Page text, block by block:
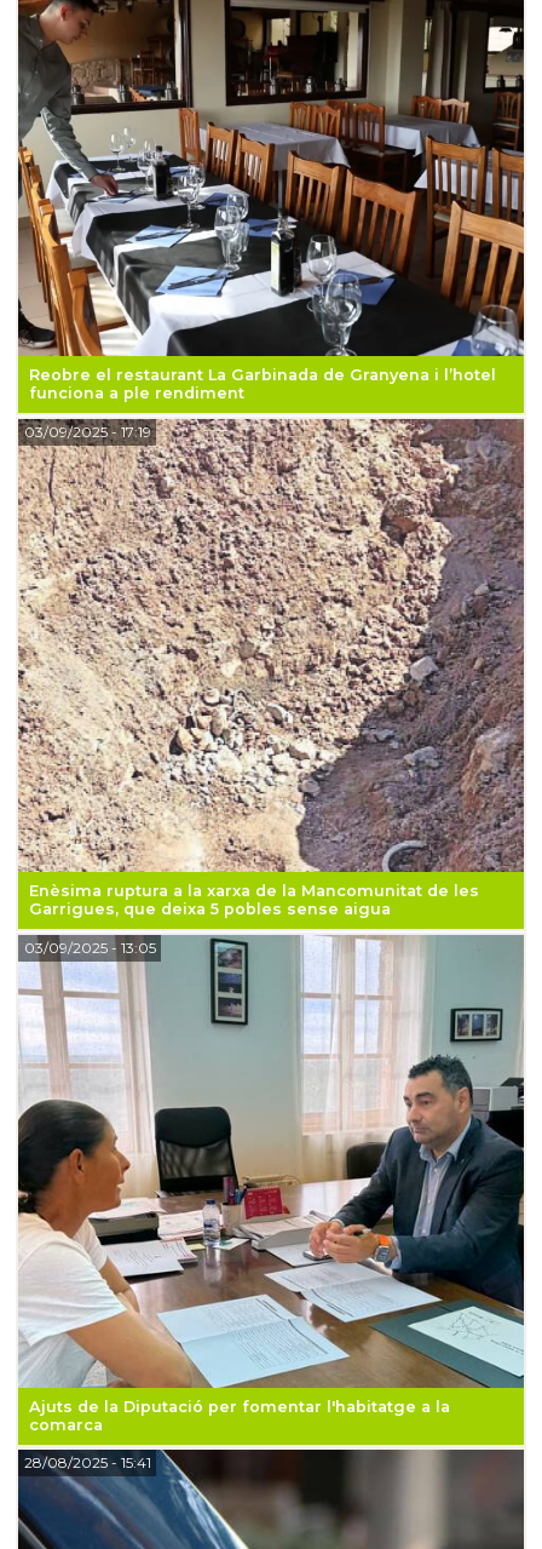
Reobre el restaurant La Garbinada de Granyena i l’hotel
funciona a ple rendiment
Enèsima ruptura a la xarxa de la Mancomunitat de les
Garrigues, que deixa 5 pobles sense aigua
03/09/2025- 17:19
Ajuts de la Diputació per fomentar l'habitatge a la
comarca
03/09/2025- 13:05
28/08/2025- 15:41